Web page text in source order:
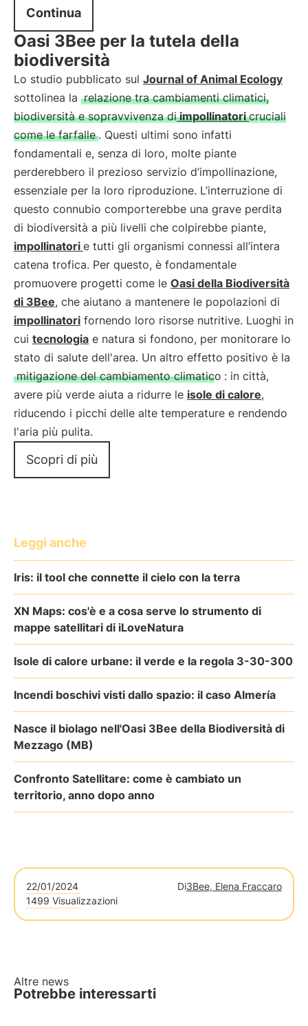
Continua
Oasi 3Bee per la tutela della
biodiversità
Lo studio pubblicato sul Journal of Animal Ecology
sottolinea la relazione tra cambiamenti climatici,
biodiversità e sopravvivenza diimpollinatoricruciali
come le farfalle . Questi ultimi sono infatti
fondamentali e, senza di loro, molte piante
perderebbero il prezioso servizio d’impollinazione,
essenziale per la loro riproduzione. L’interruzione di
questo connubio comporterebbe una grave perdita
di biodiversità a più livelli che colpirebbe piante,
impollinatori e tutti gli organismi connessi all’intera
catena trofica. Per questo, è fondamentale
promuovere progetti come le Oasi della Biodiversità
di 3Bee, che aiutano a mantenere le popolazioni di
impollinatori fornendo loro risorse nutritive. Luoghi in
cui tecnologia e natura si fondono, per monitorare lo
stato di salute dell'area. Un altro effetto positivo è la
mitigazione del cambiamento climatico : in città,
avere più verde aiuta a ridurre le isole di calore,
riducendo i picchi delle alte temperature e rendendo
l'aria più pulita.
Scopri di più
Leggi anche
Iris: il tool che connette il cielo con la terra
XN Maps: cos'è e a cosa serve lo strumento di
mappe satellitari di iLoveNatura
Isole di calore urbane: il verde e la regola 3-30-300
Incendi boschivi visti dallo spazio: il caso Almería
Nasce il biolago nell'Oasi 3Bee della Biodiversità di
Mezzago (MB)
Confronto Satellitare: come è cambiato un
territorio, anno dopo anno
22/01/2024 Di3Bee, Elena Fraccaro
1499 Visualizzazioni
Altre news
Potrebbe interessarti